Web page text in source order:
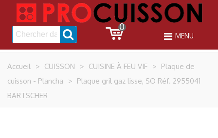
0
MENU
Accueil > CUISSON > CUISINE À FEU VIF > Plaque de
cuisson - Plancha
> Plaque gril gaz lisse, SO Réf. 2955041
BARTSCHER